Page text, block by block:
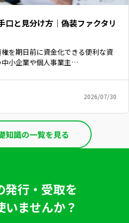
口と見分け方｜偽装ファクタリ
を期日前に資金化できる便利な資
小企業や個人事業主…
2026/07/30
知識の一覧を見る
発行・受取を
いませんか？